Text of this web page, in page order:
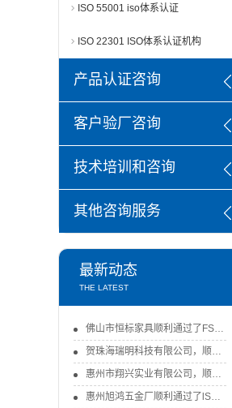
ISO 55001 iso体系认证
ISO 22301 ISO体系认证机构
产品认证咨询
客户验厂咨询
技术培训和咨询
其他咨询服务
最新动态
THE LATEST
佛山市恒标家具顺利通过了FSC-COC认证审核
贺珠海瑞明科技有限公司，顺利通过了FSC-COC认证审核！-FSC认证
惠州市翔兴实业有限公司，顺利通过ISO9001：2015认证审核
惠州旭鸿五金厂顺利通过了lSO9001：2015体系认证审核